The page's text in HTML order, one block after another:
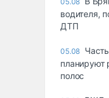
водителя,
ДТП
05.08
планируют
полос